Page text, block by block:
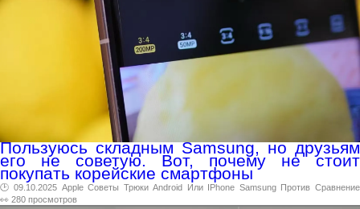
Пользуюсь складным Samsung, но друзьям
его не советую. Вот, почему не стоит
покупать корейские смартфоны
🕑 09.10.2025 Apple Советы Трюки Android Или IPhone Samsung Против Сравнение
👀 280 просмотров